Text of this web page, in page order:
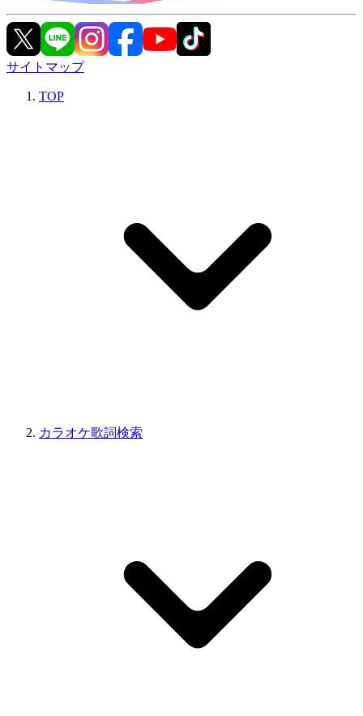
サイトマップ
TOP
カラオケ歌詞検索